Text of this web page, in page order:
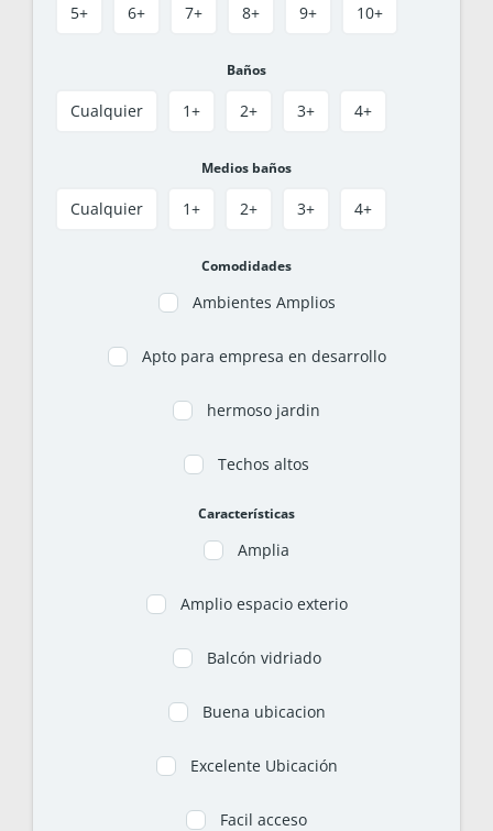
5+ 6+ 7+ 8+ 9+ 10+
Baños
Cualquier 1+ 2+ 3+ 4+
Medios baños
Cualquier 1+ 2+ 3+ 4+
Comodidades
Ambientes Amplios
Apto para empresa en desarrollo
hermoso jardin
Techos altos
Características
Amplia
Amplio espacio exterio
Balcón vidriado
Buena ubicacion
Excelente Ubicación
Facil acceso